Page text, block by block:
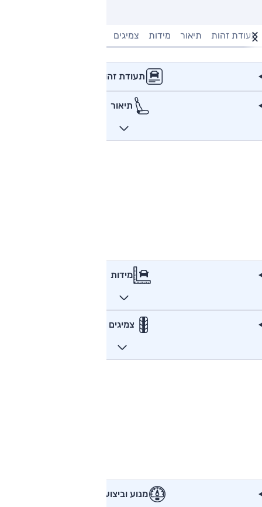
תעודת זהות תיאור מידות צמיגים
תעודת זהות
תיאור
מידות
צמיגים
מנוע וביצועים